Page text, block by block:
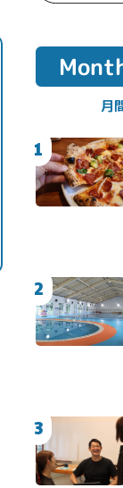
月
1
2
3